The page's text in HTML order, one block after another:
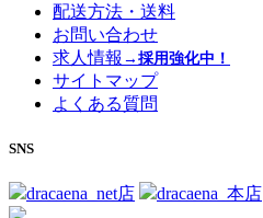
配送方法・送料
お問い合わせ
求人情報 →採用強化中！
サイトマップ
よくある質問
SNS
dracaena_net店 dracaena_本店